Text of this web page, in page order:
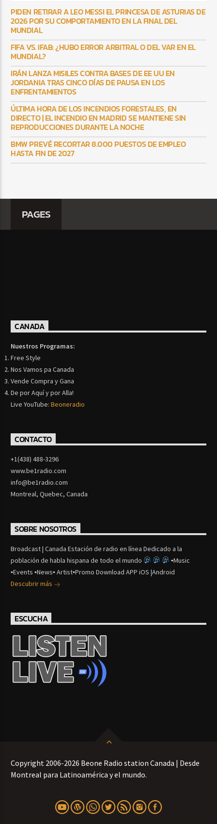
PIDEN RETIRAR A LEO MESSI EL PRINCESA DE ASTURIAS DE
2026 POR SU COMPORTAMIENTO EN LA FINAL DEL
MUNDIAL
FIFA VS. IFAB: ¿HUBO ERROR ARBITRAL O DEL VAR EN EL
MUNDIAL?
IRÁN LANZA MISILES CONTRA BASES DE EE UU EN
JORDANIA TRAS CINCO DÍAS DE PAUSA EN LOS
ENFRENTAMIENTOS
ÚLTIMA HORA DE LOS INCENDIOS FORESTALES, EN
DIRECTO | EL INCENDIO EN MADRID SE MANTIENE SIN
REPRODUCCIONES DURANTE LA NOCHE
BMW PREVÉ RECORTAR 8.000 PUESTOS DE EMPLEO
HASTA FIN DE 2027
PAGES
CANADA
Nuestros Programas:
Free Style
Nos Vamos pa Canada
Vende Compra y Gana
De por Aquí y por Alla!
Live YouTube:Beoneradio
CONTACTO
+1(438) 488-3296
www.be1radio.com
info@be1radio.com
Montreal, Quebec, Canada
SOBRE NOSOTROS
Broadcast | Canada Estación de radio en línea Dedicado a la
población de habla hispana de todo el mundo
▪Music
▪Events ▪News▪ Artist▪Promo Download APP iOS |Android
Descubrir más
ESCUCHA
Copyright 2006-2026 Beone Radio station Canada | Desde
Montreal para Latinoamérica y el mundo.